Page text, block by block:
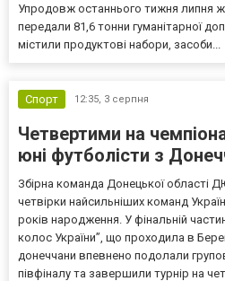
Упродовж останнього тижня липня
передали 81,6 тонни гуманітарної
містили продуктові набори, засоби...
Спорт 12:35, 3 серпня
Четвертими на
юні футболісти з
Збірна команда Донецької області
четвірки найсильніших команд
років народження. У фінальній
колос України”, що проходила в
донеччани впевнено подолали
півфіналу та завершили турнір на